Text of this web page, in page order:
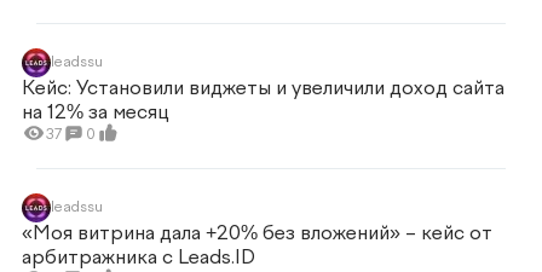
leadssu
Кейс: Установили виджеты и увеличили доход сайта
на 12% за месяц
37 0
leadssu
«Моя витрина дала +20% без вложений» – кейс от
арбитражника c Leads.ID